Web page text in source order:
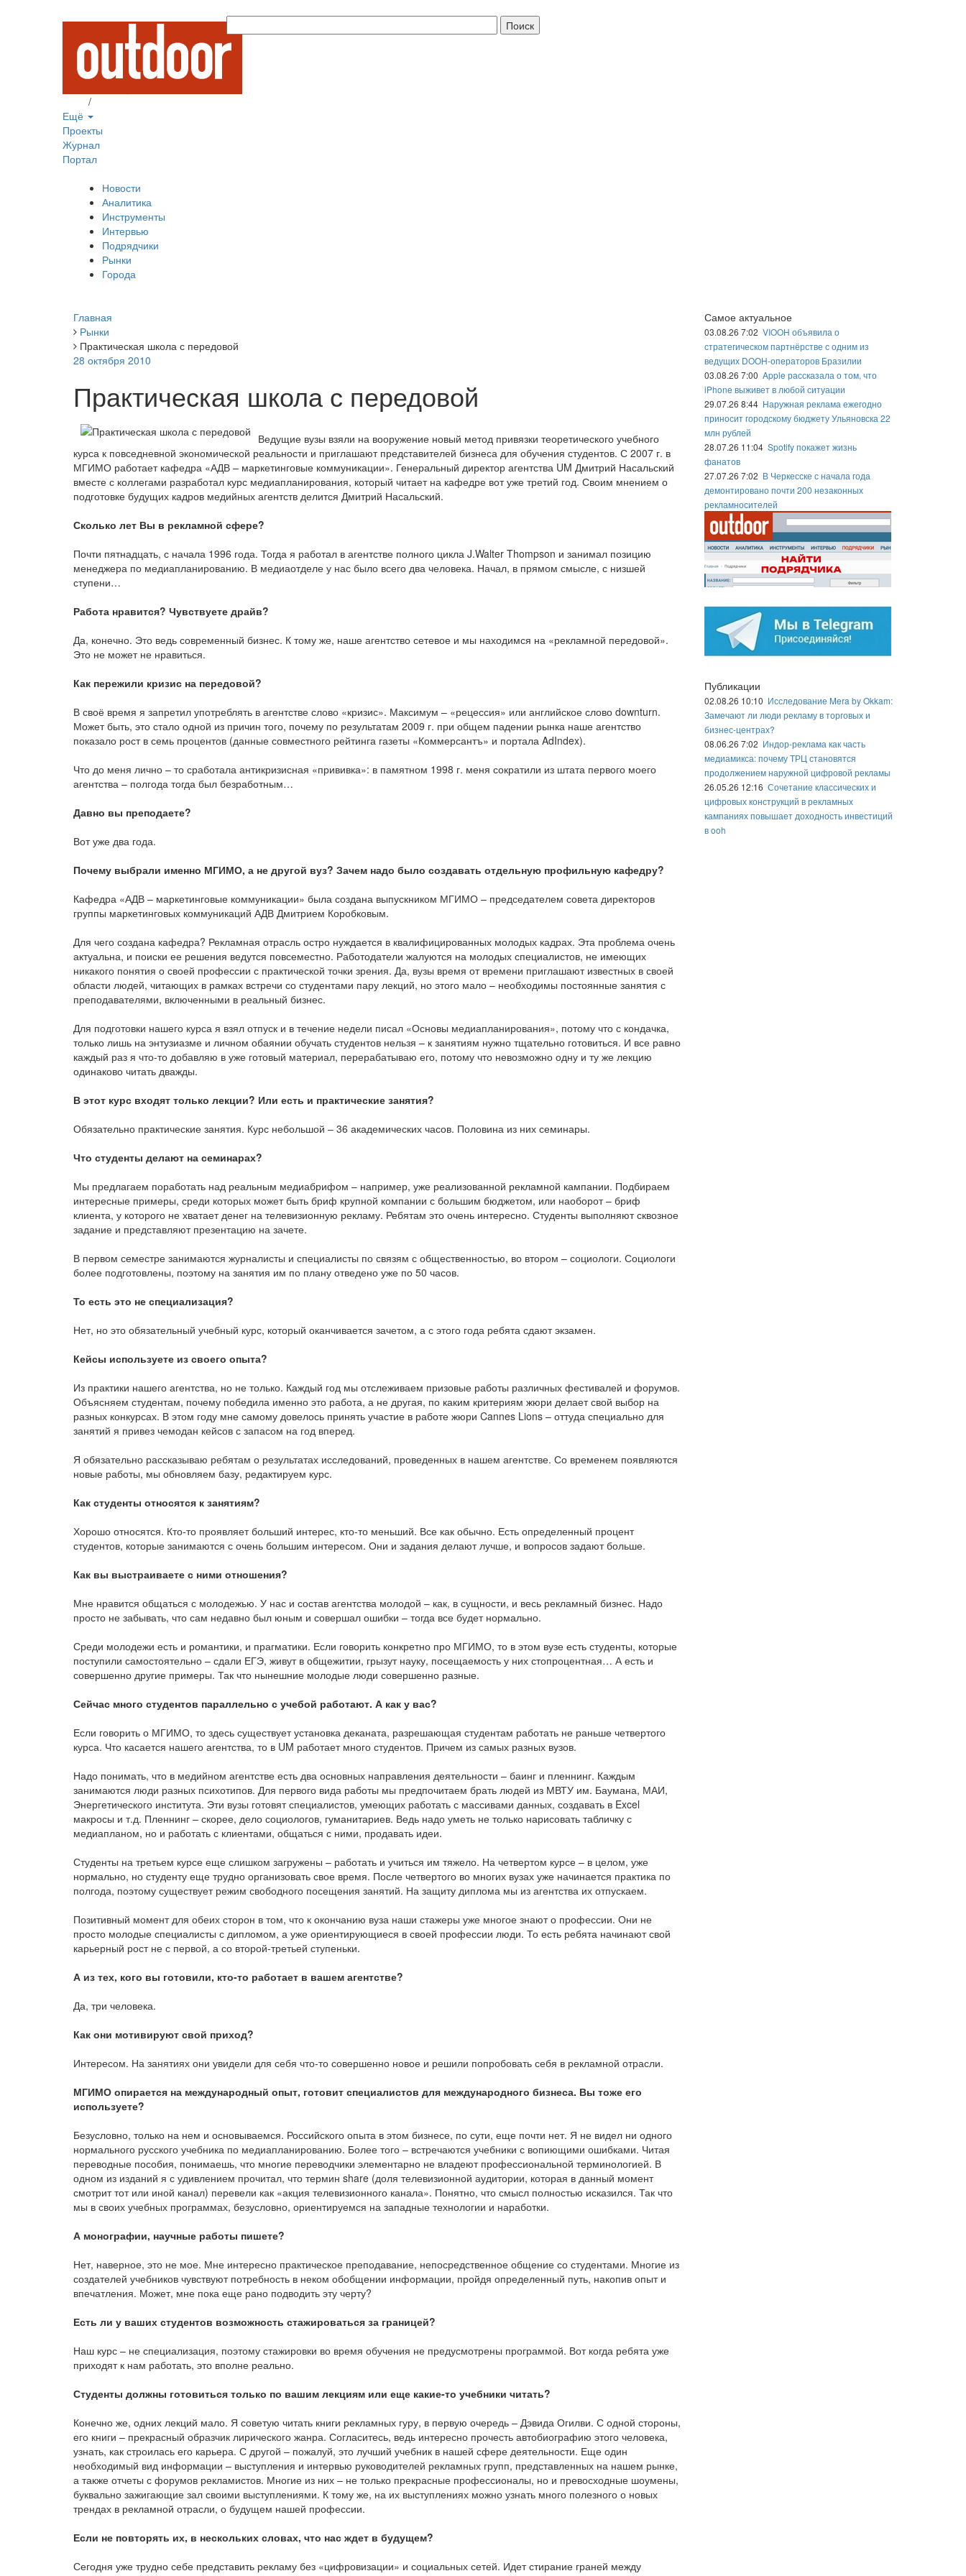
/
Ещё
Проекты
Журнал
Портал
Новости
Аналитика
Инструменты
Интервью
Подрядчики
Рынки
Города
Главная
Рынки
Практическая школа с передовой
28 октября 2010
Практическая школа с передовой
Ведущие вузы взяли на вооружение новый метод привязки теоретического учебного
курса к повседневной экономической реальности и приглашают представителей бизнеса для обучения студентов. С 2007 г. в
МГИМО работает кафедра «АДВ – маркетинговые коммуникации». Генеральный директор агентства UM Дмитрий Насальский
вместе с коллегами разработал курс медиапланирования, который читает на кафедре вот уже третий год. Своим мнением о
подготовке будущих кадров медийных агентств делится Дмитрий Насальский.
Сколько лет Вы в рекламной сфере?
Почти пятнадцать, с начала 1996 года. Тогда я работал в агентстве полного цикла J.Walter Thompson и занимал позицию
менеджера по медиапланированию. В медиаотделе у нас было всего два человека. Начал, в прямом смысле, с низшей
ступени…
Работа нравится? Чувствуете драйв?
Да, конечно. Это ведь современный бизнес. К тому же, наше агентство сетевое и мы находимся на «рекламной передовой».
Это не может не нравиться.
Как пережили кризис на передовой?
В своё время я запретил употреблять в агентстве слово «кризис». Максимум – «рецессия» или английское слово downturn.
Может быть, это стало одной из причин того, почему по результатам 2009 г. при общем падении рынка наше агентство
показало рост в семь процентов (данные совместного рейтинга газеты «Коммерсантъ» и портала AdIndex).
Что до меня лично – то сработала антикризисная «прививка»: в памятном 1998 г. меня сократили из штата первого моего
агентства – полгода тогда был безработным…
Давно вы преподаете?
Вот уже два года.
Почему выбрали именно МГИМО, а не другой вуз? Зачем надо было создавать отдельную профильную кафедру?
Кафедра «АДВ – маркетинговые коммуникации» была создана выпускником МГИМО – председателем совета директоров
группы маркетинговых коммуникаций АДВ Дмитрием Коробковым.
Для чего создана кафедра? Рекламная отрасль остро нуждается в квалифицированных молодых кадрах. Эта проблема очень
актуальна, и поиски ее решения ведутся повсеместно. Работодатели жалуются на молодых специалистов, не имеющих
никакого понятия о своей профессии с практической точки зрения. Да, вузы время от времени приглашают известных в своей
области людей, читающих в рамках встречи со студентами пару лекций, но этого мало – необходимы постоянные занятия с
преподавателями, включенными в реальный бизнес.
Для подготовки нашего курса я взял отпуск и в течение недели писал «Основы медиапланирования», потому что с кондачка,
только лишь на энтузиазме и личном обаянии обучать студентов нельзя – к занятиям нужно тщательно готовиться. И все равно
каждый раз я что-то добавляю в уже готовый материал, перерабатываю его, потому что невозможно одну и ту же лекцию
одинаково читать дважды.
В этот курс входят только лекции? Или есть и практические занятия?
Обязательно практические занятия. Курс небольшой – 36 академических часов. Половина из них семинары.
Что студенты делают на семинарах?
Мы предлагаем поработать над реальным медиабрифом – например, уже реализованной рекламной кампании. Подбираем
интересные примеры, среди которых может быть бриф крупной компании с большим бюджетом, или наоборот – бриф
клиента, у которого не хватает денег на телевизионную рекламу. Ребятам это очень интересно. Студенты выполняют сквозное
задание и представляют презентацию на зачете.
В первом семестре занимаются журналисты и специалисты по связям с общественностью, во втором – социологи. Социологи
более подготовлены, поэтому на занятия им по плану отведено уже по 50 часов.
То есть это не специализация?
Нет, но это обязательный учебный курс, который оканчивается зачетом, а с этого года ребята сдают экзамен.
Кейсы используете из своего опыта?
Из практики нашего агентства, но не только. Каждый год мы отслеживаем призовые работы различных фестивалей и форумов.
Объясняем студентам, почему победила именно это работа, а не другая, по каким критериям жюри делает свой выбор на
разных конкурсах. В этом году мне самому довелось принять участие в работе жюри Cannes Lions – оттуда специально для
занятий я привез чемодан кейсов с запасом на год вперед.
Я обязательно рассказываю ребятам о результатах исследований, проведенных в нашем агентстве. Со временем появляются
новые работы, мы обновляем базу, редактируем курс.
Как студенты относятся к занятиям?
Хорошо относятся. Кто-то проявляет больший интерес, кто-то меньший. Все как обычно. Есть определенный процент
студентов, которые занимаются с очень большим интересом. Они и задания делают лучше, и вопросов задают больше.
Как вы выстраиваете с ними отношения?
Мне нравится общаться с молодежью. У нас и состав агентства молодой – как, в сущности, и весь рекламный бизнес. Надо
просто не забывать, что сам недавно был юным и совершал ошибки – тогда все будет нормально.
Среди молодежи есть и романтики, и прагматики. Если говорить конкретно про МГИМО, то в этом вузе есть студенты, которые
поступили самостоятельно – сдали ЕГЭ, живут в общежитии, грызут науку, посещаемость у них стопроцентная… А есть и
совершенно другие примеры. Так что нынешние молодые люди совершенно разные.
Сейчас много студентов параллельно с учебой работают. А как у вас?
Если говорить о МГИМО, то здесь существует установка деканата, разрешающая студентам работать не раньше четвертого
курса. Что касается нашего агентства, то в UM работает много студентов. Причем из самых разных вузов.
Надо понимать, что в медийном агентстве есть два основных направления деятельности – баинг и пленнинг. Каждым
занимаются люди разных психотипов. Для первого вида работы мы предпочитаем брать людей из МВТУ им. Баумана, МАИ,
Энергетического института. Эти вузы готовят специалистов, умеющих работать с массивами данных, создавать в Excel
макросы и т.д. Пленнинг – скорее, дело социологов, гуманитариев. Ведь надо уметь не только нарисовать табличку с
медиапланом, но и работать с клиентами, общаться с ними, продавать идеи.
Студенты на третьем курсе еще слишком загружены – работать и учиться им тяжело. На четвертом курсе – в целом, уже
нормально, но студенту еще трудно организовать свое время. После четвертого во многих вузах уже начинается практика по
полгода, поэтому существует режим свободного посещения занятий. На защиту диплома мы из агентства их отпускаем.
Позитивный момент для обеих сторон в том, что к окончанию вуза наши стажеры уже многое знают о профессии. Они не
просто молодые специалисты с дипломом, а уже ориентирующиеся в своей профессии люди. То есть ребята начинают свой
карьерный рост не с первой, а со второй-третьей ступеньки.
А из тех, кого вы готовили, кто-то работает в вашем агентстве?
Да, три человека.
Как они мотивируют свой приход?
Интересом. На занятиях они увидели для себя что-то совершенно новое и решили попробовать себя в рекламной отрасли.
МГИМО опирается на международный опыт, готовит специалистов для международного бизнеса. Вы тоже его
используете?
Безусловно, только на нем и основываемся. Российского опыта в этом бизнесе, по сути, еще почти нет. Я не видел ни одного
нормального русского учебника по медиапланированию. Более того – встречаются учебники с вопиющими ошибками. Читая
переводные пособия, понимаешь, что многие переводчики элементарно не владеют профессиональной терминологией. В
одном из изданий я с удивлением прочитал, что термин share (доля телевизионной аудитории, которая в данный момент
смотрит тот или иной канал) перевели как «акция телевизионного канала». Понятно, что смысл полностью исказился. Так что
мы в своих учебных программах, безусловно, ориентируемся на западные технологии и наработки.
А монографии, научные работы пишете?
Нет, наверное, это не мое. Мне интересно практическое преподавание, непосредственное общение со студентами. Многие из
создателей учебников чувствуют потребность в неком обобщении информации, пройдя определенный путь, накопив опыт и
впечатления. Может, мне пока еще рано подводить эту черту?
Есть ли у ваших студентов возможность стажироваться за границей?
Наш курс – не специализация, поэтому стажировки во время обучения не предусмотрены программой. Вот когда ребята уже
приходят к нам работать, это вполне реально.
Студенты должны готовиться только по вашим лекциям или еще какие-то учебники читать?
Конечно же, одних лекций мало. Я советую читать книги рекламных гуру, в первую очередь – Дэвида Огилви. С одной стороны,
его книги – прекрасный образчик лирического жанра. Согласитесь, ведь интересно прочесть автобиографию этого человека,
узнать, как строилась его карьера. С другой – пожалуй, это лучший учебник в нашей сфере деятельности. Еще один
необходимый вид информации – выступления и интервью руководителей рекламных групп, представленных на нашем рынке,
а также отчеты с форумов рекламистов. Многие из них – не только прекрасные профессионалы, но и превосходные шоумены,
буквально зажигающие зал своими выступлениями. К тому же, на их выступлениях можно узнать много полезного о новых
трендах в рекламной отрасли, о будущем нашей профессии.
Если не повторять их, в нескольких словах, что нас ждет в будущем?
Сегодня уже трудно себе представить рекламу без «цифровизации» и социальных сетей. Идет стирание граней между
Самое актуальное
03.08.26 7:02 VIOOH объявила о
стратегическом партнёрстве с одним из
ведущих DOOH-операторов Бразилии
03.08.26 7:00 Apple рассказала о том, что
iPhone выживет в любой ситуации
29.07.26 8:44 Наружная реклама ежегодно
приносит городскому бюджету Ульяновска 22
млн рублей
28.07.26 11:04 Spotify покажет жизнь
фанатов
27.07.26 7:02 В Черкесске с начала года
демонтировано почти 200 незаконных
рекламносителей
Публикации
02.08.26 10:10 Исследование Mera by Okkam:
Замечают ли люди рекламу в торговых и
бизнес-центрах?
08.06.26 7:02 Индор-реклама как часть
медиамикса: почему ТРЦ становятся
продолжением наружной цифровой рекламы
26.05.26 12:16 Сочетание классических и
цифровых конструкций в рекламных
кампаниях повышает доходность инвестиций
в ooh